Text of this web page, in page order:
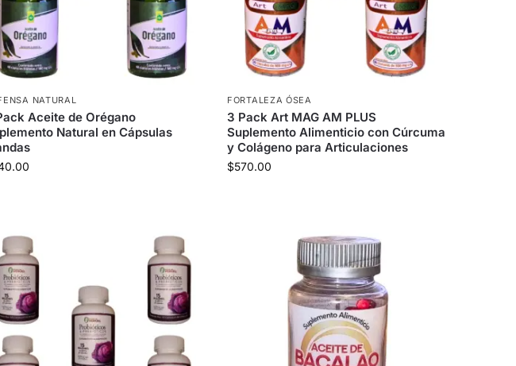
NATURAL
Aceite de Orégano
Natural en Cápsulas
FORTALEZA ÓSEA
3 Pack Art MAG AM PLUS
Suplemento Alimenticio con Cúrcuma
y Colágeno para Articulaciones
$570.00